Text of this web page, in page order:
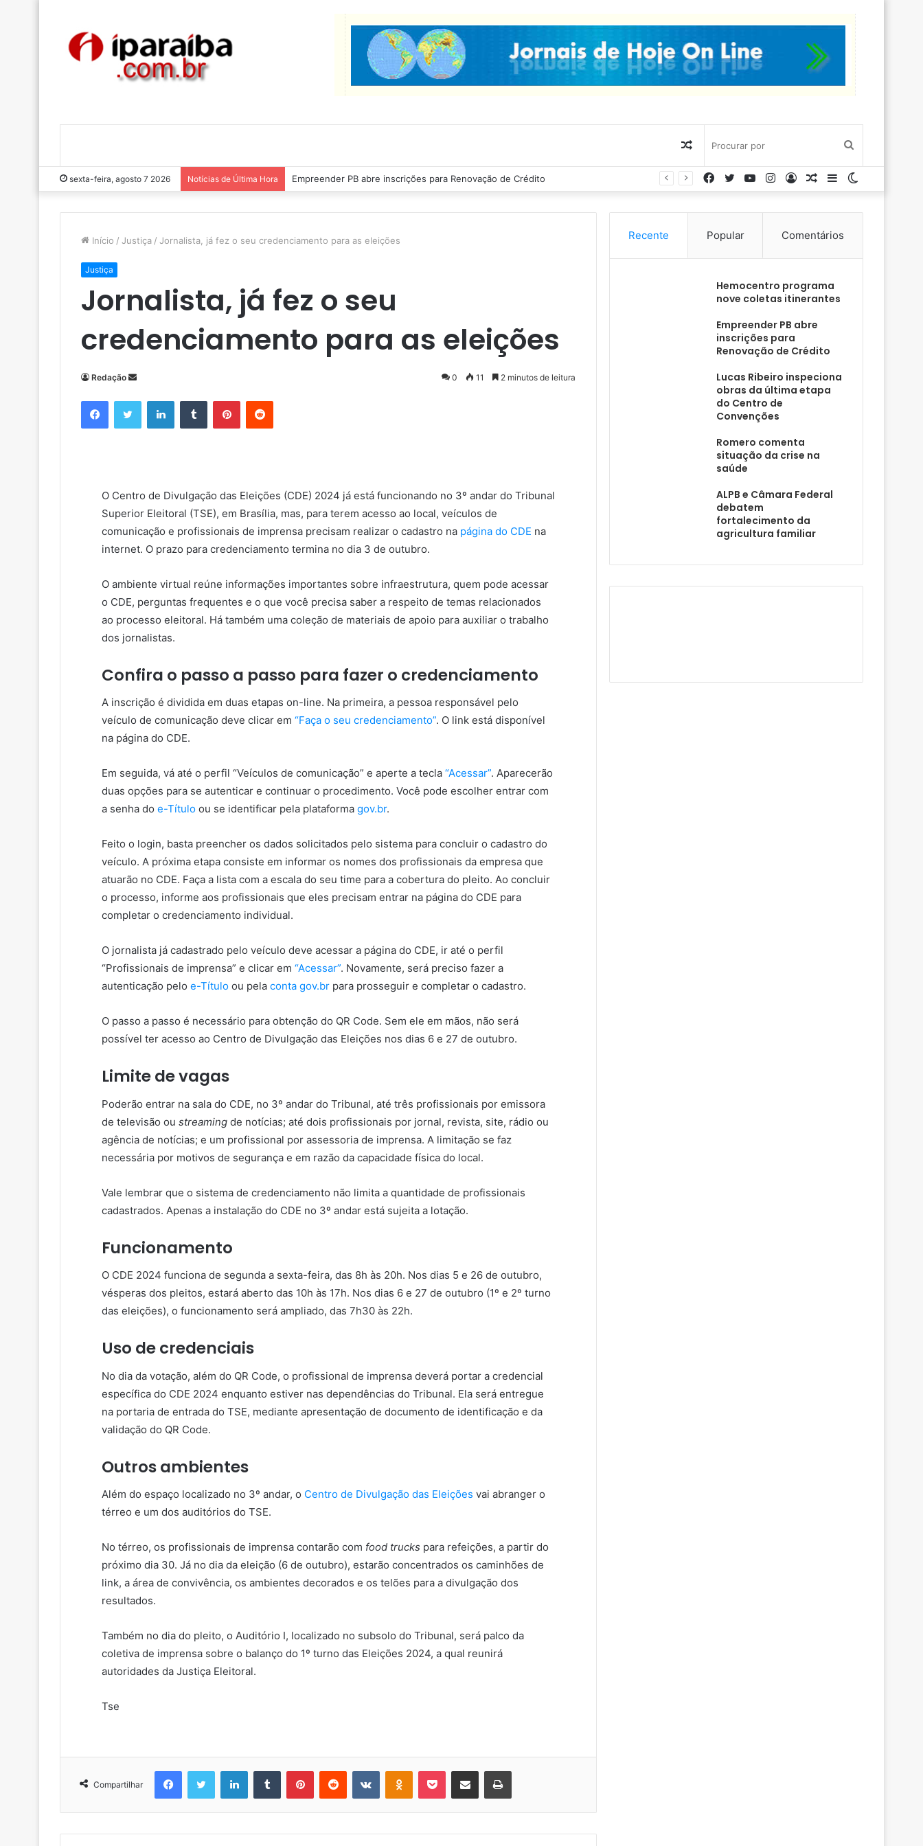
por
Artigo
aleatório
sexta-feira, agosto 7 2026 Notícias de Última Hora Lucas Ribeiro inspeciona obras da última etapa do Centro de Convenções
Barra
Artigo
Entrar
Instagram
YouTube
Twitter
Facebook
Início / Justiça / Jornalista, já fez o seu credenciamento para as eleições
Justiça
Jornalista, já fez o seu
credenciamento para as eleições
Redação
d
e
-
0 11 2 minutos de leitura
O Centro de Divulgação das Eleições (CDE) 2024 já está funcionando no 3º andar do Tribunal
Superior Eleitoral (TSE), em Brasília, mas, para terem acesso ao local, veículos de
comunicação e profissionais de imprensa precisam realizar o cadastro na página do CDE na
internet. O prazo para credenciamento termina no dia 3 de outubro.
O ambiente virtual reúne informações importantes sobre infraestrutura, quem pode acessar
o CDE, perguntas frequentes e o que você precisa saber a respeito de temas relacionados
ao processo eleitoral. Há também uma coleção de materiais de apoio para auxiliar o trabalho
dos jornalistas.
Confira o passo a passo para fazer o credenciamento
A inscrição é dividida em duas etapas on-line. Na primeira, a pessoa responsável pelo
veículo de comunicação deve clicar em “Faça o seu credenciamento”. O link está disponível
na página do CDE.
Em seguida, vá até o perfil “Veículos de comunicação” e aperte a tecla “Acessar”. Aparecerão
duas opções para se autenticar e continuar o procedimento. Você pode escolher entrar com
a senha do e-Título ou se identificar pela plataforma gov.br.
Feito o login, basta preencher os dados solicitados pelo sistema para concluir o cadastro do
veículo. A próxima etapa consiste em informar os nomes dos profissionais da empresa que
atuarão no CDE. Faça a lista com a escala do seu time para a cobertura do pleito. Ao concluir
o processo, informe aos profissionais que eles precisam entrar na página do CDE para
completar o credenciamento individual.
O jornalista já cadastrado pelo veículo deve acessar a página do CDE, ir até o perfil
“Profissionais de imprensa” e clicar em “Acessar”. Novamente, será preciso fazer a
autenticação pelo e-Título ou pela conta gov.br para prosseguir e completar o cadastro.
O passo a passo é necessário para obtenção do QR Code. Sem ele em mãos, não será
possível ter acesso ao Centro de Divulgação das Eleições nos dias 6 e 27 de outubro.
Limite de vagas
Poderão entrar na sala do CDE, no 3º andar do Tribunal, até três profissionais por emissora
de televisão ou streaming de notícias; até dois profissionais por jornal, revista, site, rádio ou
agência de notícias; e um profissional por assessoria de imprensa. A limitação se faz
necessária por motivos de segurança e em razão da capacidade física do local.
Vale lembrar que o sistema de credenciamento não limita a quantidade de profissionais
cadastrados. Apenas a instalação do CDE no 3º andar está sujeita a lotação.
Funcionamento
O CDE 2024 funciona de segunda a sexta-feira, das 8h às 20h. Nos dias 5 e 26 de outubro,
vésperas dos pleitos, estará aberto das 10h às 17h. Nos dias 6 e 27 de outubro (1º e 2º turno
das eleições), o funcionamento será ampliado, das 7h30 às 22h.
Uso de credenciais
No dia da votação, além do QR Code, o profissional de imprensa deverá portar a credencial
específica do CDE 2024 enquanto estiver nas dependências do Tribunal. Ela será entregue
na portaria de entrada do TSE, mediante apresentação de documento de identificação e da
validação do QR Code.
Outros ambientes
Além do espaço localizado no 3º andar, o Centro de Divulgação das Eleições vai abranger o
térreo e um dos auditórios do TSE.
No térreo, os profissionais de imprensa contarão com food trucks para refeições, a partir do
próximo dia 30. Já no dia da eleição (6 de outubro), estarão concentrados os caminhões de
link, a área de convivência, os ambientes decorados e os telões para a divulgação dos
resultados.
Também no dia do pleito, o Auditório I, localizado no subsolo do Tribunal, será palco da
coletiva de imprensa sobre o balanço do 1º turno das Eleições 2024, a qual reunirá
autoridades da Justiça Eleitoral.
Tse
Compartilhar
Recente Popular Comentários
Hemocentro programa
nove coletas itinerantes
Empreender PB abre
inscrições para
Renovação de Crédito
Lucas Ribeiro inspeciona
obras da última etapa
do Centro de
Convenções
Romero comenta
situação da crise na
saúde
ALPB e Câmara Federal
debatem
fortalecimento da
agricultura familiar